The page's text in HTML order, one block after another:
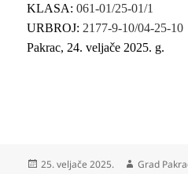
KLASA: 061-01/25-01/1
URBROJ: 2177-9-10/04-25-10
Pakrac, 24. veljače 2025. g.
Objavljeno
25. veljače 2025. Autor
Grad